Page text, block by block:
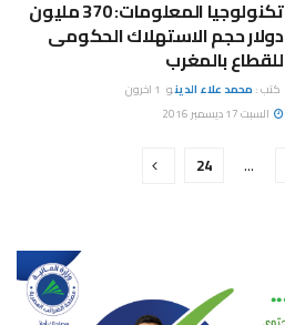
تكنولوجيا المعلومات: 370 مليون
دولار حجم الاستهلاك الحكومى
للقطاع بالمغرب
كتب : محمد علاء الدينو 1 اخرون
السبت 17 ديسمبر 2016
…
24